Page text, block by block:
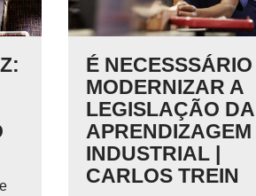
É NECESSSÁRIO
MODERNIZAR A
LEGISLAÇÃO DA
APRENDIZAGEM
INDUSTRIAL |
CARLOS TREIN